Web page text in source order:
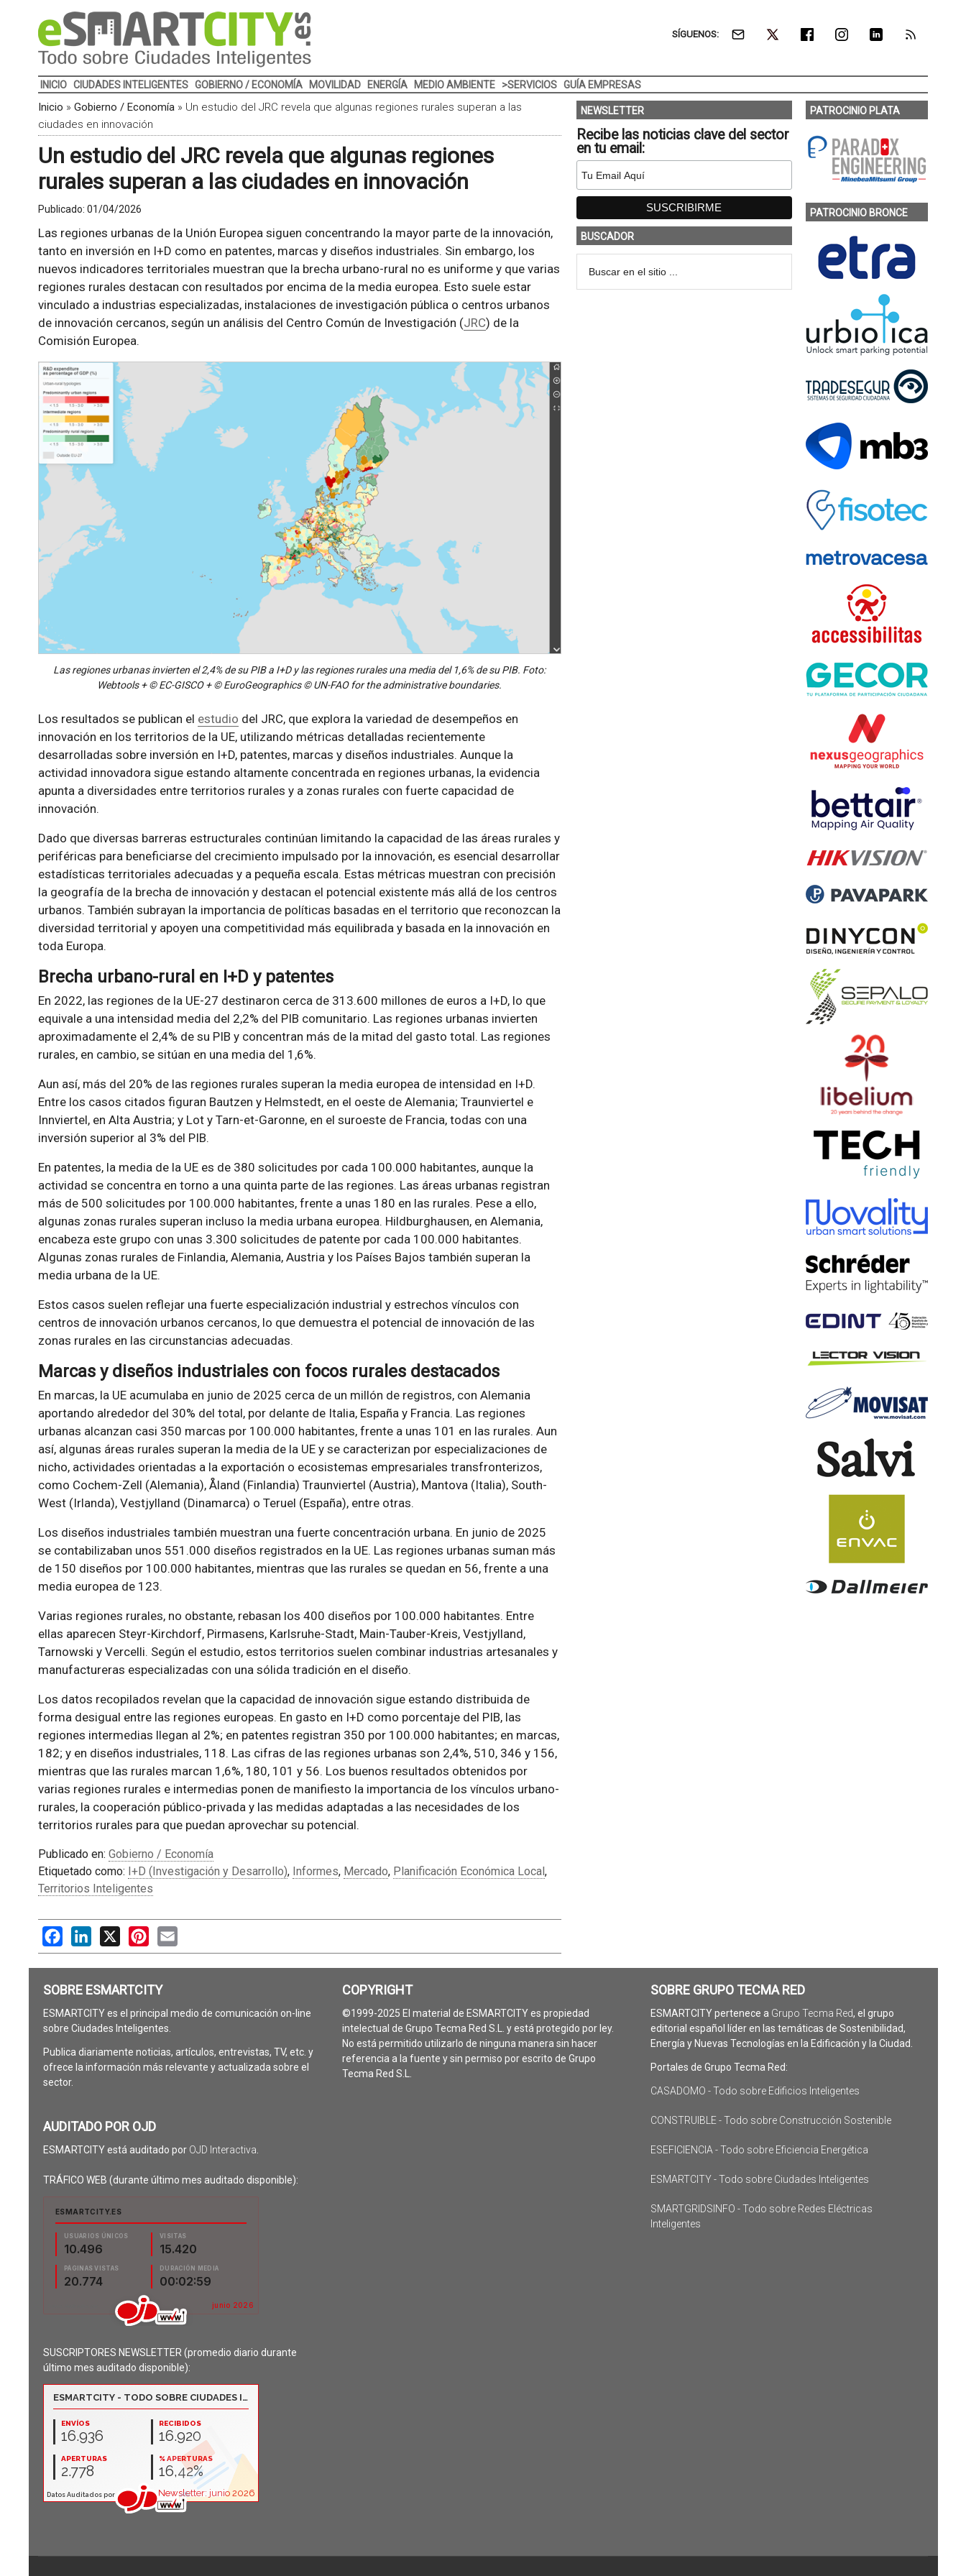
SÍGUENOS:
INICIO CIUDADES INTELIGENTES GOBIERNO / ECONOMÍA MOVILIDAD ENERGÍA MEDIO AMBIENTE >SERVICIOS GUÍA EMPRESAS
Inicio » Gobierno / Economía» Un estudio del JRC revela que algunas regiones rurales superan a las
ciudades en innovación
Un estudio del JRC revela que algunas regiones
rurales superan a las ciudades en innovación
Publicado: 01/04/2026
Las regiones urbanas de la Unión Europea siguen concentrando la mayor parte de la innovación,
tanto en inversión en I+D como en patentes, marcas y diseños industriales. Sin embargo, los
nuevos indicadores territoriales muestran que la brecha urbano-rural no es uniforme y que varias
regiones rurales destacan con resultados por encima de la media europea. Esto suele estar
vinculado a industrias especializadas, instalaciones de investigación pública o centros urbanos
de innovación cercanos, según un análisis del Centro Común de Investigación (JRC) de la
Comisión Europea.
Las regiones urbanas invierten el 2,4% de su PIB a I+D y las regiones rurales una media del 1,6% de su PIB. Foto:
Webtools + © EC-GISCO + © EuroGeographics © UN-FAO for the administrative boundaries.
Los resultados se publican el estudio del JRC, que explora la variedad de desempeños en
innovación en los territorios de la UE, utilizando métricas detalladas recientemente
desarrolladas sobre inversión en I+D, patentes, marcas y diseños industriales. Aunque la
actividad innovadora sigue estando altamente concentrada en regiones urbanas, la evidencia
apunta a diversidades entre territorios rurales y a zonas rurales con fuerte capacidad de
innovación.
Dado que diversas barreras estructurales continúan limitando la capacidad de las áreas rurales y
periféricas para beneficiarse del crecimiento impulsado por la innovación, es esencial desarrollar
estadísticas territoriales adecuadas y a pequeña escala. Estas métricas muestran con precisión
la geografía de la brecha de innovación y destacan el potencial existente más allá de los centros
urbanos. También subrayan la importancia de políticas basadas en el territorio que reconozcan la
diversidad territorial y apoyen una competitividad más equilibrada y basada en la innovación en
toda Europa.
Brecha urbano-rural en I+D y patentes
En 2022, las regiones de la UE-27 destinaron cerca de 313.600 millones de euros a I+D, lo que
equivale a una intensidad media del 2,2% del PIB comunitario. Las regiones urbanas invierten
aproximadamente el 2,4% de su PIB y concentran más de la mitad del gasto total. Las regiones
rurales, en cambio, se sitúan en una media del 1,6%.
Aun así, más del 20% de las regiones rurales superan la media europea de intensidad en I+D.
Entre los casos citados figuran Bautzen y Helmstedt, en el oeste de Alemania; Traunviertel e
Innviertel, en Alta Austria; y Lot y Tarn-et-Garonne, en el suroeste de Francia, todas con una
inversión superior al 3% del PIB.
En patentes, la media de la UE es de 380 solicitudes por cada 100.000 habitantes, aunque la
actividad se concentra en torno a una quinta parte de las regiones. Las áreas urbanas registran
más de 500 solicitudes por 100.000 habitantes, frente a unas 180 en las rurales. Pese a ello,
algunas zonas rurales superan incluso la media urbana europea. Hildburghausen, en Alemania,
encabeza este grupo con unas 3.300 solicitudes de patente por cada 100.000 habitantes.
Algunas zonas rurales de Finlandia, Alemania, Austria y los Países Bajos también superan la
media urbana de la UE.
Estos casos suelen reflejar una fuerte especialización industrial y estrechos vínculos con
centros de innovación urbanos cercanos, lo que demuestra el potencial de innovación de las
zonas rurales en las circunstancias adecuadas.
Marcas y diseños industriales con focos rurales destacados
En marcas, la UE acumulaba en junio de 2025 cerca de un millón de registros, con Alemania
aportando alrededor del 30% del total, por delante de Italia, España y Francia. Las regiones
urbanas alcanzan casi 350 marcas por 100.000 habitantes, frente a unas 101 en las rurales. Aun
así, algunas áreas rurales superan la media de la UE y se caracterizan por especializaciones de
nicho, actividades orientadas a la exportación o ecosistemas empresariales transfronterizos,
como Cochem-Zell (Alemania), Åland (Finlandia) Traunviertel (Austria), Mantova (Italia), South-
West (Irlanda), Vestjylland (Dinamarca) o Teruel (España), entre otras.
Los diseños industriales también muestran una fuerte concentración urbana. En junio de 2025
se contabilizaban unos 551.000 diseños registrados en la UE. Las regiones urbanas suman más
de 150 diseños por 100.000 habitantes, mientras que las rurales se quedan en 56, frente a una
media europea de 123.
Varias regiones rurales, no obstante, rebasan los 400 diseños por 100.000 habitantes. Entre
ellas aparecen Steyr-Kirchdorf, Pirmasens, Karlsruhe-Stadt, Main-Tauber-Kreis, Vestjylland,
Tarnowski y Vercelli. Según el estudio, estos territorios suelen combinar industrias artesanales y
manufactureras especializadas con una sólida tradición en el diseño.
Los datos recopilados revelan que la capacidad de innovación sigue estando distribuida de
forma desigual entre las regiones europeas. En gasto en I+D como porcentaje del PIB, las
regiones intermedias llegan al 2%; en patentes registran 350 por 100.000 habitantes; en marcas,
182; y en diseños industriales, 118. Las cifras de las regiones urbanas son 2,4%, 510, 346 y 156,
mientras que las rurales marcan 1,6%, 180, 101 y 56. Los buenos resultados obtenidos por
varias regiones rurales e intermedias ponen de manifiesto la importancia de los vínculos urbano-
rurales, la cooperación público-privada y las medidas adaptadas a las necesidades de los
territorios rurales para que puedan aprovechar su potencial.
Publicado en: Gobierno / Economía
Etiquetado como: I+D (Investigación y Desarrollo), Informes, Mercado, Planificación Económica Local,
Territorios Inteligentes
FacebookLinkedIn
X PinterestEmail
NEWSLETTER
Recibe las noticias clave del sector
en tu email:
BUSCADOR
PATROCINIO PLATA
PATROCINIO BRONCE
SOBRE ESMARTCITY
ESMARTCITY es el principal medio de comunicación on-line
sobre Ciudades Inteligentes.
Publica diariamente noticias, artículos, entrevistas, TV, etc. y
ofrece la información más relevante y actualizada sobre el
sector.
AUDITADO POR OJD
ESMARTCITY está auditado por OJD Interactiva
TRÁFICO WEB (durante último mes auditado disponible):
SUSCRIPTORES NEWSLETTER (promedio diario durante
último mes auditado disponible):
COPYRIGHT
©1999-2025 El material de ESMARTCITY es propiedad
intelectual de Grupo Tecma Red S.L. y está protegido por ley.
No está permitido utilizarlo de ninguna manera sin hacer
referencia a la fuente y sin permiso por escrito de Grupo
Tecma Red S.L.
SOBRE GRUPO TECMA RED
ESMARTCITY pertenece a Grupo Tecma Red, el grupo
editorial español líder en las temáticas de Sostenibilidad,
Energía y Nuevas Tecnologías en la Edificación y la Ciudad.
Portales de Grupo Tecma Red:
CASADOMO - Todo sobre Edificios Inteligentes
CONSTRUIBLE - Todo sobre Construcción Sostenible
ESEFICIENCIA - Todo sobre Eficiencia Energética
ESMARTCITY - Todo sobre Ciudades Inteligentes
SMARTGRIDSINFO - Todo sobre Redes Eléctricas
Inteligentes